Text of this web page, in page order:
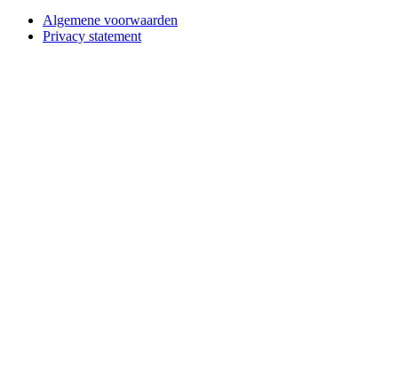
Algemene voorwaarden
Privacy statement